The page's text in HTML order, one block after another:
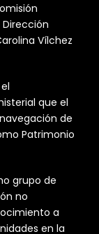
Vílchez
que el
de
Patrimonio
grupo de
no
a
en la